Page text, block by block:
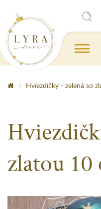
Hviezdičky - zelená so
zlatou 10